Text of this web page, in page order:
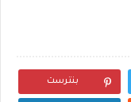
بنترست